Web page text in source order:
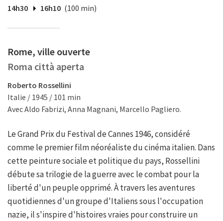
14h30 16h10 (100 min)
Rome, ville ouverte
Roma città aperta
Roberto Rossellini
Italie / 1945 / 101 min
Avec Aldo Fabrizi, Anna Magnani, Marcello Pagliero.
Le Grand Prix du Festival de Cannes 1946, considéré
comme le premier film néoréaliste du cinéma italien. Dans
cette peinture sociale et politique du pays, Rossellini
débute sa trilogie de la guerre avec le combat pour la
liberté d'un peuple opprimé. À travers les aventures
quotidiennes d'un groupe d'Italiens sous l'occupation
nazie, il s'inspire d'histoires vraies pour construire un